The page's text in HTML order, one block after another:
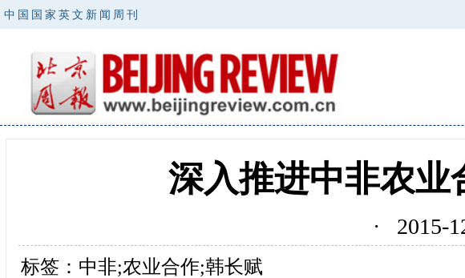
中国国家英文新闻周刊
深入推进中非农
· 2015-
标签：中非;农业合作;韩长赋